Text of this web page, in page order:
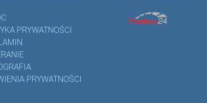
PRYWATNOŚCI
PRYWATNOŚCI